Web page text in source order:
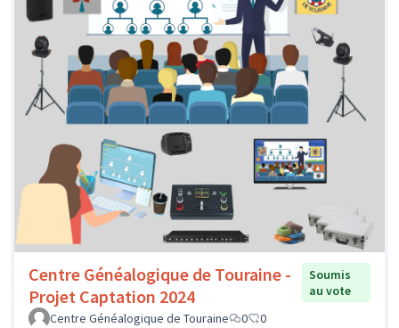
Centre Généalogique de Touraine -
Projet Captation 2024
Soumis
au vote
Centre Généalogique de Touraine
0 0